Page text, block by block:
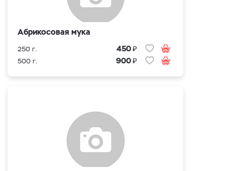
Абрикосовая мука
250 г. 450₽
500 г. 900₽